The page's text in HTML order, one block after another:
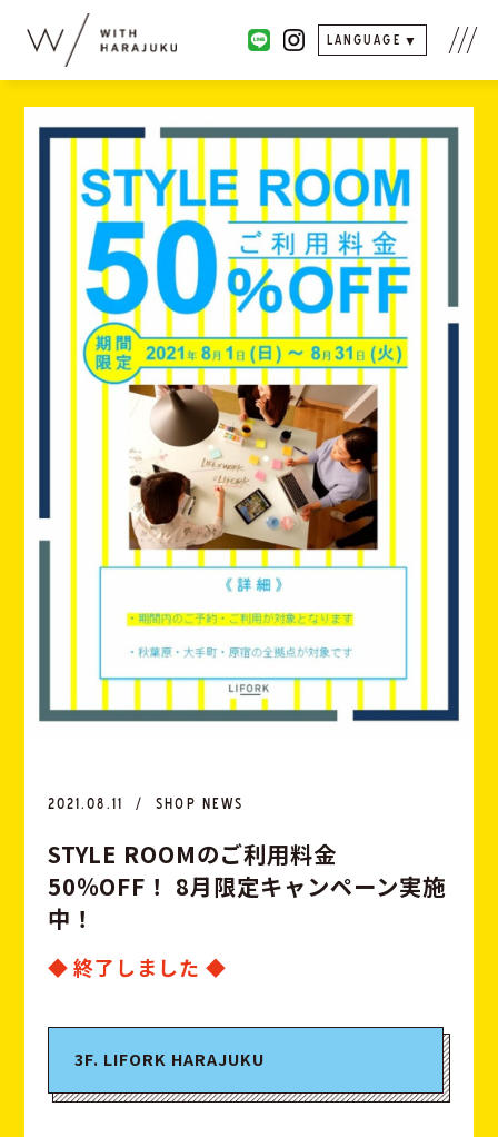
LANGUAGE
2021.08.11 SHOP NEWS
STYLE ROOMのご利用料金
50％OFF ！ 8月限定キャンペーン実施
中 ！
◆ 終了しました ◆
3F. LIFORK HARAJUKU